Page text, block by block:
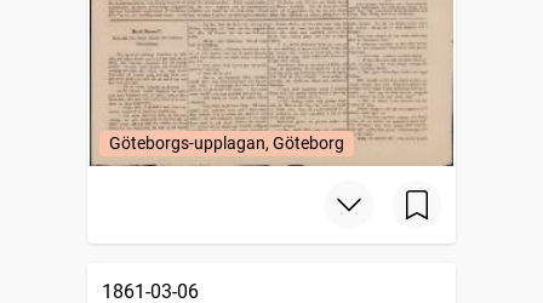
Göteborgs-upplagan, Göteborg
1861-03-06